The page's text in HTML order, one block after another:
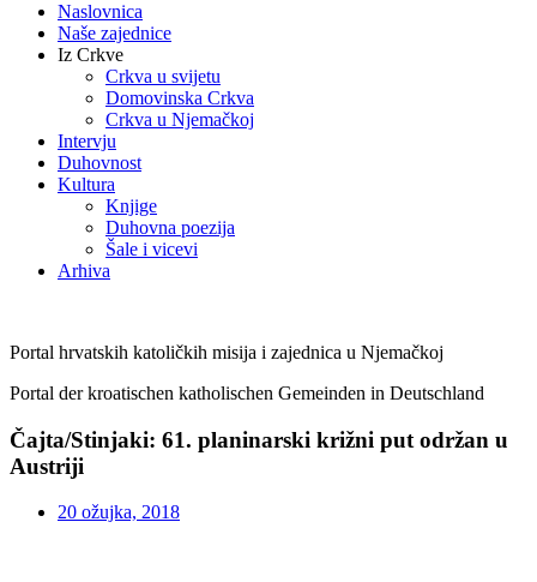
Naslovnica
Naše zajednice
Iz Crkve
Crkva u svijetu
Domovinska Crkva
Crkva u Njemačkoj
Intervju
Duhovnost
Kultura
Knjige
Duhovna poezija
Šale i vicevi
Arhiva
Portal hrvatskih katoličkih misija i zajednica u Njemačkoj
Portal der kroatischen katholischen Gemeinden in Deutschland
Čajta/Stinjaki: 61. planinarski križni put održan u
Austriji
20 ožujka, 2018